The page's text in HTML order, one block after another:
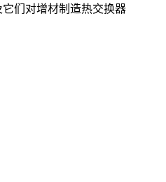
们对增材制造热交换器